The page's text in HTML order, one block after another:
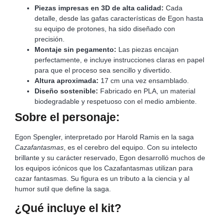
Piezas impresas en 3D de alta calidad: Cada
detalle, desde las gafas características de Egon hasta
su equipo de protones, ha sido diseñado con
precisión.
Montaje sin pegamento: Las piezas encajan
perfectamente, e incluye instrucciones claras en papel
para que el proceso sea sencillo y divertido.
Altura aproximada: 17 cm una vez ensamblado.
Diseño sostenible: Fabricado en PLA, un material
biodegradable y respetuoso con el medio ambiente.
Sobre el personaje:
Egon Spengler, interpretado por Harold Ramis en la saga
Cazafantasmas, es el cerebro del equipo. Con su intelecto
brillante y su carácter reservado, Egon desarrolló muchos de
los equipos icónicos que los Cazafantasmas utilizan para
cazar fantasmas. Su figura es un tributo a la ciencia y al
humor sutil que define la saga.
¿Qué incluye el kit?